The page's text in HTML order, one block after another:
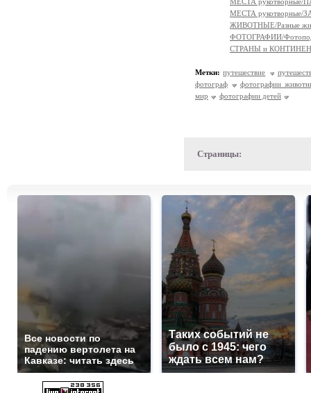
МЕСТА
ЖИВОТНЫЕ/Разные
ФОТОГРАФИИ/
СТРАНЫ и
Метки: путешествие
фотограф
фотографии
мир
фотографии детей
Страницы:
Все новости по
падению вертолета на
Кавказе: читать здесь
Таких событий не
было с 1945: чего
ждать всем нам?